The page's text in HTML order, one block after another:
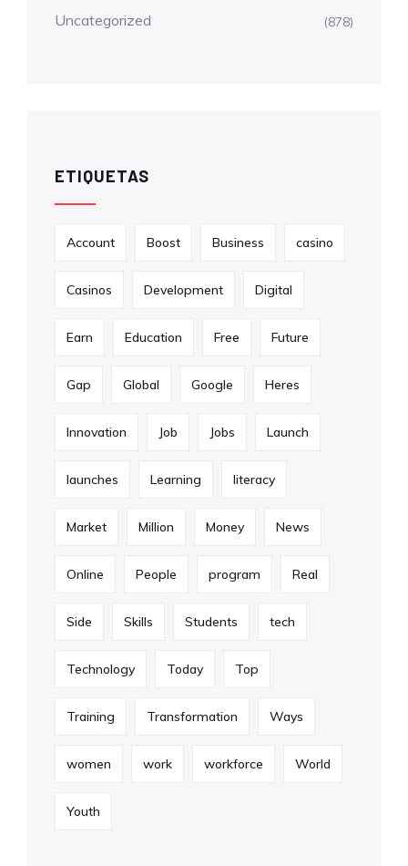
Uncategorized (878)
ETIQUETAS
Account Boost Business casino
Casinos Development Digital
Earn Education Free Future
Gap Global Google Heres
Innovation Job Jobs Launch
launches Learning literacy
Market Million Money News
Online People program Real
Side Skills Students tech
Technology Today Top
Training Transformation Ways
women work workforce World
Youth